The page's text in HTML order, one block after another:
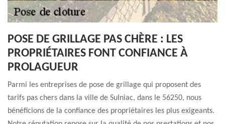
POSE DE GRILLAGE PAS CHÈRE : LES
PROPRIÉTAIRES FONT CONFIANCE À
PROLAGUEUR
Parmi les entreprises de pose de grillage qui proposent des
tarifs pas chers dans la ville de Sulniac, dans le 56250, nous
bénéficions de la confiance des propriétaires les plus exigeants.